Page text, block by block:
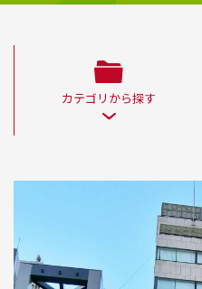
カテゴリから探す